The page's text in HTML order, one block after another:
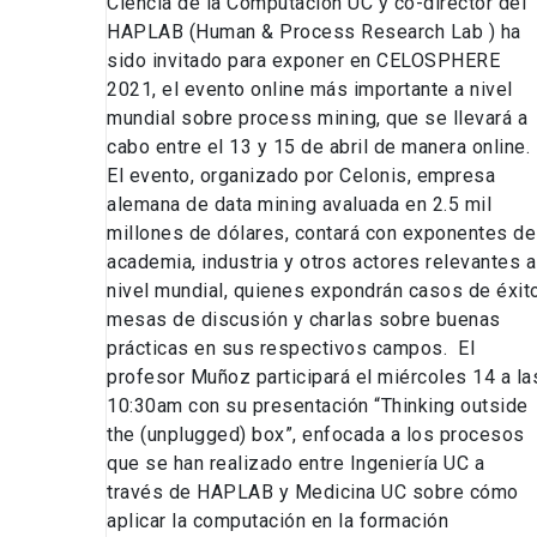
HAPLAB (Human & Process Research Lab ) ha
sido invitado para exponer en CELOSPHERE
2021, el evento online más importante a nivel
mundial sobre process mining, que se llevará a
cabo entre el 13 y 15 de abril de manera online.
El evento, organizado por Celonis, empresa
alemana de data mining avaluada en 2.5 mil
millones de dólares, contará con exponentes de
academia, industria y otros actores relevantes a
nivel mundial, quienes expondrán casos de
mesas de discusión y charlas sobre buenas
prácticas en sus respectivos campos. El
profesor Muñoz participará el miércoles 14 a
10:30am con su presentación “Thinking outside
the (unplugged) box”, enfocada a los procesos
que se han realizado entre Ingeniería UC a
través de HAPLAB y Medicina UC sobre cómo
aplicar la computación en la formación